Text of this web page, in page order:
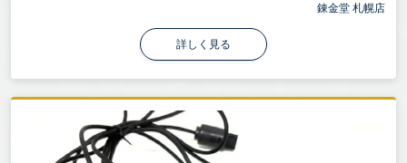
錬金堂 札幌店
詳しく見る